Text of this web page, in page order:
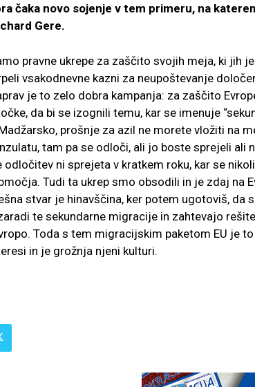
čaka novo sojenje v tem primeru, na
Gere.
pravne ukrepe za zaščito svojih meja, ki jih
vsakodnevne kazni za neupoštevanje
je to zelo dobra kampanja: za zaščito
da bi se izognili temu, kar se imenuje
prošnje za azil ne morete vložiti na
tam pa se odloči, ali jo boste sprejeli ali
odločitev ni sprejeta v kratkem roku, kar se
Tudi ta ukrep smo obsodili in je zdaj na
stvar je hinavščina, ker potem ugotoviš, da
te sekundarne migracije in zahtevajo
Toda s tem migracijskim paketom EU je
in je grožnja njeni kulturi.